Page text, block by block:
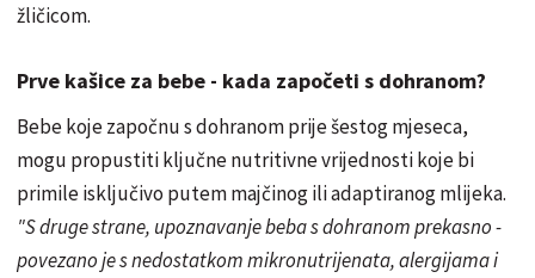
žličicom.
Prve kašice za bebe - kada započeti s dohranom?
Bebe koje započnu s dohranom prije šestog mjeseca,
mogu propustiti ključne nutritivne vrijednosti koje bi
primile isključivo putem majčinog ili adaptiranog mlijeka.
"S druge strane, upoznavanje beba s dohranom prekasno -
povezano je s nedostatkom mikronutrijenata, alergijama i